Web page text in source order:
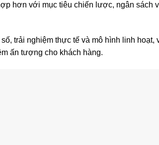
hơn với mục tiêu chiến lược, ngân sách
trải nghiệm thực tế và mô hình linh hoạt,
ấn tượng cho khách hàng.